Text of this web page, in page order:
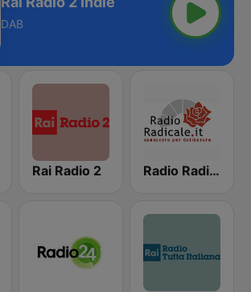
DAB
Rai Radio 2 Radio Radicale